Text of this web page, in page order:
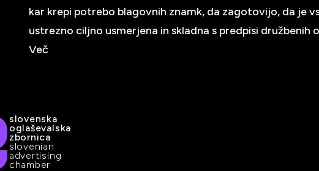
kar krepi potrebo blagovnih znamk, da zagotovijo, da je
ustrezno ciljno usmerjena in skladna s predpisi družbenih
Več
slovenska
oglaševalska
zbornica
slovenian
advertising
chamber